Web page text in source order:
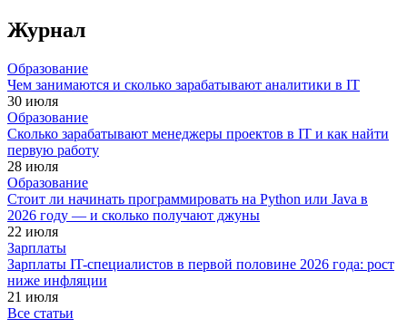
Журнал
Образование
Чем занимаются и сколько зарабатывают аналитики в IT
30 июля
Образование
Сколько зарабатывают менеджеры проектов в IT и как найти
первую работу
28 июля
Образование
Стоит ли начинать программировать на Python или Java в
2026 году — и сколько получают джуны
22 июля
Зарплаты
Зарплаты IT-специалистов в первой половине 2026 года: рост
ниже инфляции
21 июля
Все статьи